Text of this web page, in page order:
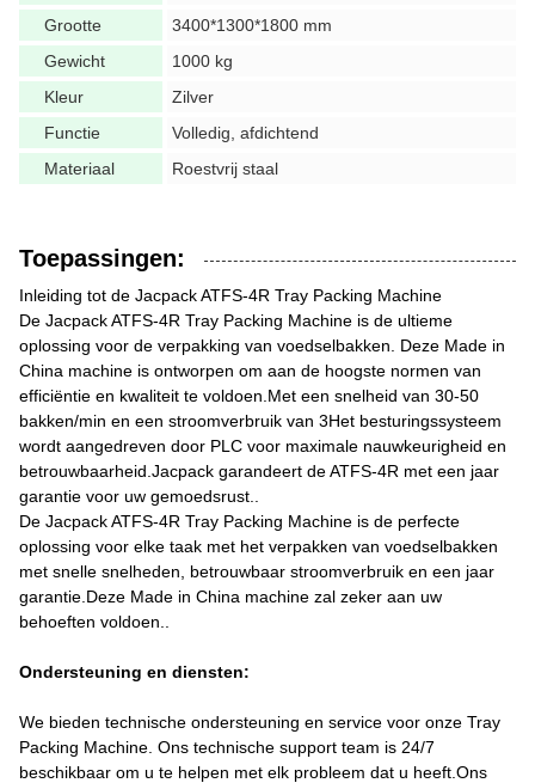
Grootte
3400*1300*1800 mm
Gewicht
1000 kg
Kleur
Zilver
Functie
Volledig, afdichtend
Materiaal
Roestvrij staal
Toepassingen:
Inleiding tot de Jacpack ATFS-4R Tray Packing Machine
De Jacpack ATFS-4R Tray Packing Machine is de ultieme
oplossing voor de verpakking van voedselbakken. Deze Made in
China machine is ontworpen om aan de hoogste normen van
efficiëntie en kwaliteit te voldoen.Met een snelheid van 30-50
bakken/min en een stroomverbruik van 3Het besturingssysteem
wordt aangedreven door PLC voor maximale nauwkeurigheid en
betrouwbaarheid.Jacpack garandeert de ATFS-4R met een jaar
garantie voor uw gemoedsrust..
De Jacpack ATFS-4R Tray Packing Machine is de perfecte
oplossing voor elke taak met het verpakken van voedselbakken
met snelle snelheden, betrouwbaar stroomverbruik en een jaar
garantie.Deze Made in China machine zal zeker aan uw
behoeften voldoen..
Ondersteuning en diensten:
We bieden technische ondersteuning en service voor onze Tray
Packing Machine. Ons technische support team is 24/7
beschikbaar om u te helpen met elk probleem dat u heeft.Ons